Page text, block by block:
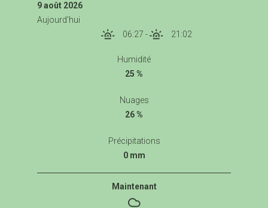
9 août 2026
Aujourd'hui
06:27 - 21:02
Humidité
25 %
Nuages
26 %
Précipitations
0 mm
Maintenant